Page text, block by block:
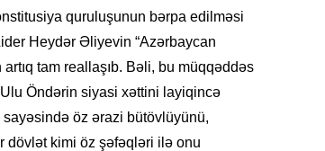
quruluşunun bərpa edilməsi
Heydər Əliyevin “Azərbaycan
tam reallaşıb. Bəli, bu müqqəddəs
Öndərin siyasi xəttini layiqincə
öz ərazi bütövlüyünü,
dövlət kimi öz şəfəqləri ilə onu